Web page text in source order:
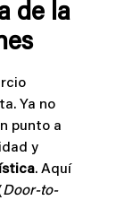
de la
Ya no
punto a
y
. Aquí
Door-to-